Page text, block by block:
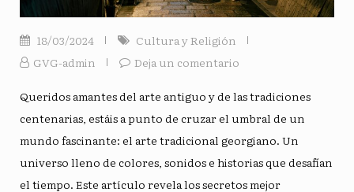
18/03/2024
Cultura y Religión
GVG-admin
Deja un comentario
Queridos amantes del arte antiguo y de las tradiciones
centenarias, estáis a punto de cruzar el umbral de un
mundo fascinante: el arte tradicional georgiano. Un
universo lleno de colores, sonidos e historias que desafían
el tiempo. Este artículo revela los secretos mejor